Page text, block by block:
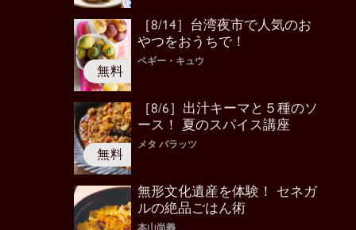
［8/14］台湾夜市で人気のお
やつをおうちで！
ペギー・キュウ
［8/6］出汁キーマと５種のソ
ース！ 夏のスパイス講座
メタ バラッツ
無形文化遺産を体験！ セネガ
ルの絶品ごはん術
本山尚義